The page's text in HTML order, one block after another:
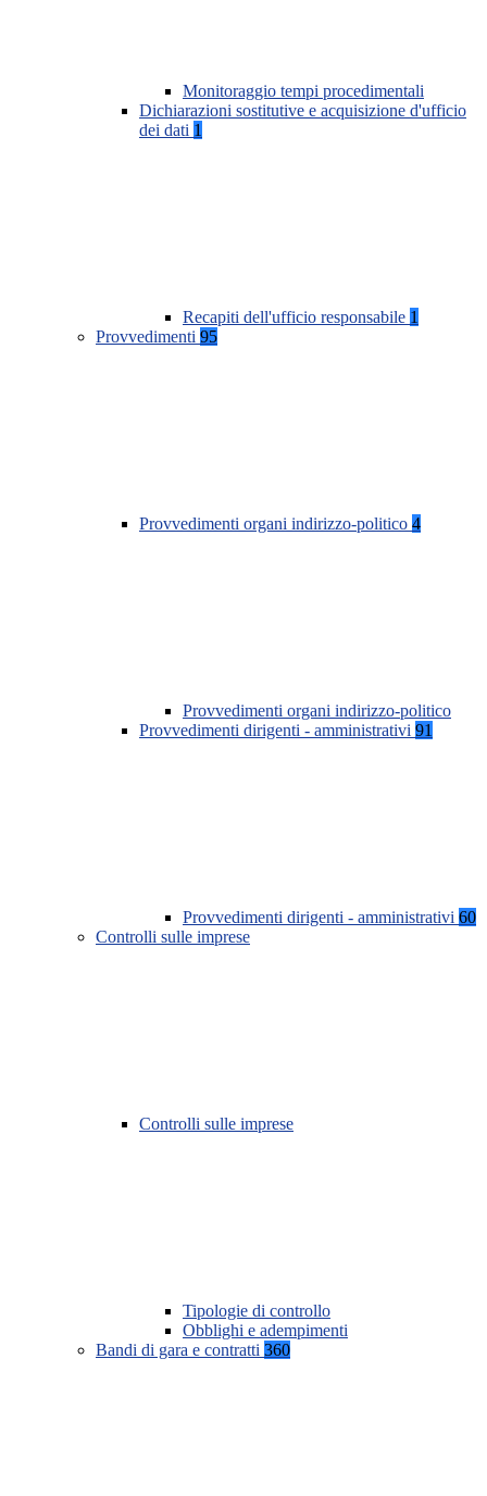
Monitoraggio tempi procedimentali
Dichiarazioni sostitutive e acquisizione d'ufficio
dei dati 1
Recapiti dell'ufficio responsabile 1
Provvedimenti 95
Provvedimenti organi indirizzo-politico 4
Provvedimenti organi indirizzo-politico
Provvedimenti dirigenti - amministrativi 91
Provvedimenti dirigenti - amministrativi 60
Controlli sulle imprese
Controlli sulle imprese
Tipologie di controllo
Obblighi e adempimenti
Bandi di gara e contratti 360